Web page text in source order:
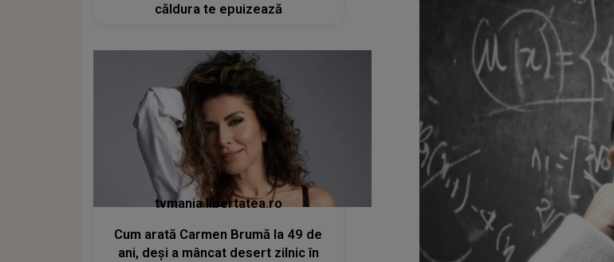
căldura te epuizează
tvmania.libertatea.ro
Cum arată Carmen Brumă la 49 de
ani, deși a mâncat desert zilnic în